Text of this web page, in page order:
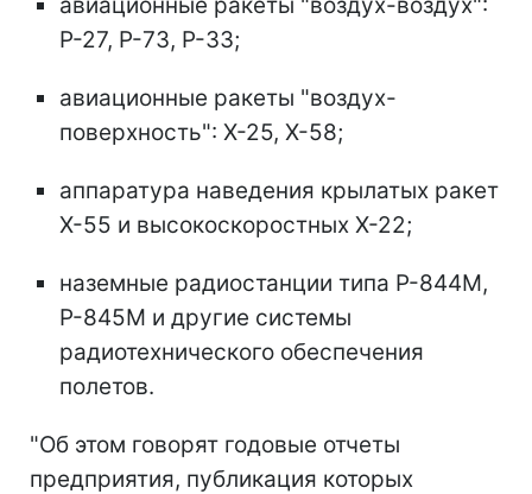
Р-27, Р-73, Р-33;
авиационные ракеты "воздух-
поверхность": Х-25, Х-58;
аппаратура наведения крылатых ракет
Х-55 и высокоскоростных Х-22;
наземные радиостанции типа Р-844М,
Р-845М и другие системы
радиотехнического обеспечения
полетов.
"Об этом говорят годовые отчеты
предприятия, публикация которых